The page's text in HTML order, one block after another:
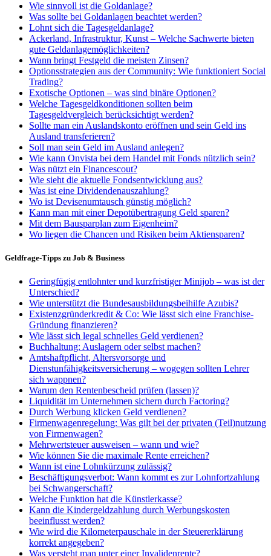
Wie sinnvoll ist die Goldanlage?
Was sollte bei Goldanlagen beachtet werden?
Lohnt sich die Tagesgeldanlage?
Ackerland, Infrastruktur, Kunst – Welche Sachwerte bieten
gute Geldanlagemöglichkeiten?
Wann bringt Festgeld die meisten Zinsen?
Optionsstrategien aus der Community: Wie funktioniert Social
Trading?
Exotische Optionen – was sind binäre Optionen?
Welche Tagesgeldkonditionen sollten beim
Tagesgeldvergleich berücksichtigt werden?
Sollte man ein Auslandskonto eröffnen und sein Geld ins
Ausland transferieren?
Soll man sein Geld im Ausland anlegen?
Wie kann Onvista bei dem Handel mit Fonds nützlich sein?
Was nützt ein Financescout?
Wie sieht die aktuelle Fondsentwicklung aus?
Was ist eine Dividendenauszahlung?
Wo ist Devisenumtausch günstig möglich?
Kann man mit einer Depotübertragung Geld sparen?
Mit dem Bausparplan zum Eigenheim?
Wo liegen die Chancen und Risiken beim Aktiensparen?
Geldfrage-Tipps zu Job & Business
Geringfügig entlohnter und kurzfristiger Minijob – was ist der
Unterschied?
Wie unterstützt die Bundesausbildungsbeihilfe Azubis?
Existenzgründerkredit & Co: Wie lässt sich eine Franchise-
Gründung finanzieren?
Wie lässt sich legal schnelles Geld verdienen?
Buchhaltung: Auslagern oder selbst machen?
Amtshaftpflicht, Altersvorsorge und
Dienstunfähigkeitsversicherung – wogegen sollten Lehrer
sich wappnen?
Warum den Rentenbescheid prüfen (lassen)?
Liquidität im Unternehmen sichern durch Factoring?
Durch Werbung klicken Geld verdienen?
Firmenwagenregelung: Was gilt bei der privaten (Teil)nutzung
von Firmenwagen?
Mehrwertsteuer ausweisen – wann und wie?
Wie können Sie die maximale Rente erreichen?
Wann ist eine Lohnkürzung zulässig?
Beschäftigungsverbot: Wann kommt es zur Lohnfortzahlung
bei Schwangerschaft?
Welche Funktion hat die Künstlerkasse?
Kann die Kindergeldzahlung durch Werbungskosten
beeinflusst werden?
Wie wird die Kilometerpauschale in der Steuererklärung
korrekt angegeben?
Was versteht man unter einer Invalidenrente?